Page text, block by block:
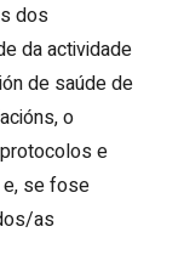
dos
da actividade
de saúde de
o
e
se fose
as